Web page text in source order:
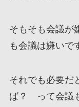
そもそも会議が
も会議は嫌いで
それでも必要だ
ば？ って会議